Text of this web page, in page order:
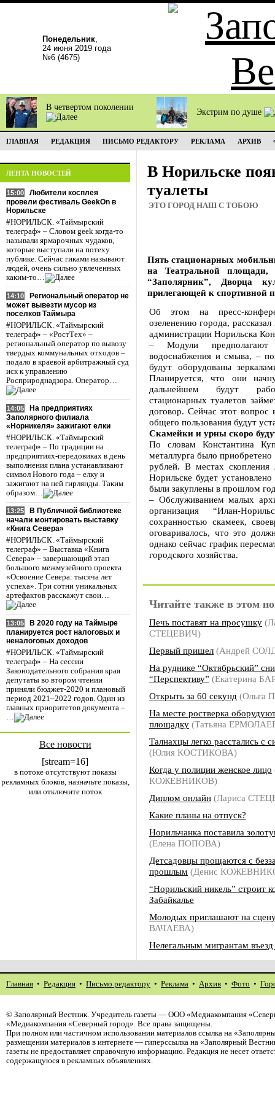
Понедельник,
24 июня 2019 года
№6 (4675)
В четвертом поколении
Экстрим по душе
ГЛАВНАЯ РЕДАКЦИЯ ПИСЬМО РЕДАКТОРУ РЕКЛАМА АРХИВ
ЛЕНТА НОВОСТЕЙ
15:00
Любители косплея
провели фестиваль GeekOn в
Норильске
#НОРИЛЬСК. «Таймырский
телеграф» – Словом geek когда-то
называли ярмарочных чудаков,
которые выступали на потеху
публике. Сейчас гиками называют
людей, очень сильно увлеченных
каким-то…
14:10
Региональный оператор не
может вывезти мусор из
поселков Таймыра
#НОРИЛЬСК. «Таймырский
телеграф» – «РостТех» –
региональный оператор по вывозу
твердых коммунальных отходов –
подало в краевой арбитражный суд
иск к управлению
Росприроднадзора. Оператор…
14:05
На предприятиях
Заполярного филиала
«Норникеля» зажигают елки
#НОРИЛЬСК. «Таймырский
телеграф» – По традиции на
предприятиях-передовиках в день
выполнения плана устанавливают
символ Нового года – елку и
зажигают на ней гирлянды. Таким
образом…
13:25
В Публичной библиотеке
начали монтировать выставку
«Книга Севера»
#НОРИЛЬСК. «Таймырский
телеграф» – Выставка «Книга
Севера» – завершающий этап
большого межмузейного проекта
«Освоение Севера: тысяча лет
успеха». Три сотни уникальных
артефактов расскажут свои…
13:05
В 2020 году на Таймыре
планируется рост налоговых и
неналоговых доходов
#НОРИЛЬСК. «Таймырский
телеграф» – На сессии
Законодательного собрания края
депутаты во втором чтении
приняли бюджет-2020 и плановый
период 2021–2022 годов. Один из
главных приоритетов документа –
…
Все новости
[stream=16]
в потоке отсутствуют показы
рекламных блоков, назначьте показы,
или отключите поток
В Норильске
туалеты
ЭТО ГОРОД НАШ С ТОБОЮ
Пять стационарных
на Театральной площади,
“Заполярник”, Дворца
прилегающей к спортивной
Об этом на пресс-
озеленению города,
администрации Норильска
– Модули предполагают
водоснабжения и смыва, –
будут оборудованы
Планируется, что они
дальнейшем будут
стационарных туалетов
договор. Сейчас этот
общего пользования будут
Скамейки и урны скоро
По словам Константина
металлурга было
рублей. В местах
Норильске будет
были закуплены в прошлом
– Обслуживанием малых
организация “Илан-
сохранностью скамеек,
оговаривалось, что это
однако сейчас график
городского хозяйства.
Читайте также в этом
Печь поставят на просушку
СТЕЦЕВИЧ)
Первый пришел (Андрей
На руднике “Октябрьский”
“Перспективу” (Екатерина
Открыть за 60 секунд (Ольга
На месте ростверка
площадку (Татьяна
Талнахцы легко расстались с
(Юлия КОСТИКОВА)
Когда у полиции женское лицо
КОЖЕВНИКОВ)
Диплом онлайн (Лариса
Какие планы на отпуск?
Норильчанка поставила
(Елена ПОПОВА)
Детсадовцы прощаются с
прошлым (Денис
“Норильский никель” строит
Забайкалье
Молодых приглашают на
ВАЧАЕВА)
Нелегальным мигрантам въезд
Главная • Редакция • Письмо редактору • Реклама • Архив • Фото •
© Заполярный Вестник. Учредитель газеты — ООО «Медиакомпания
«Медиакомпания «Северный город». Все права защищены.
При полном или частичном использовании материалов ссылка на
размещении материалов в интернете — гиперссылка на «Заполярный
газеты не предоставляет справочную информацию. Редакция не несет
содержащуюся в рекламных объявлениях.